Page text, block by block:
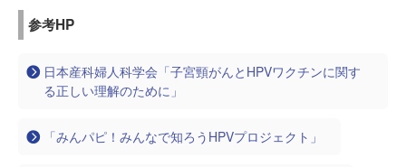
参考HP
日本産科婦人科学会「子宮頸がんとHPVワクチンに関す
る正しい理解のために」
「みんパピ！みんなで知ろうHPVプロジェクト」